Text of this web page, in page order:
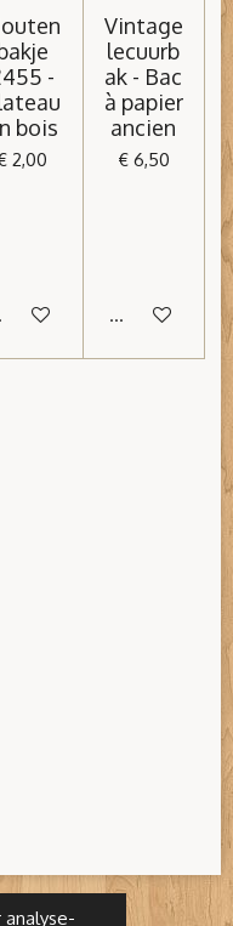
-
bois
2,00
winkelwagen
Vintage
lecuurb
ak - Bac
à papier
ancien
€ 6,50
In